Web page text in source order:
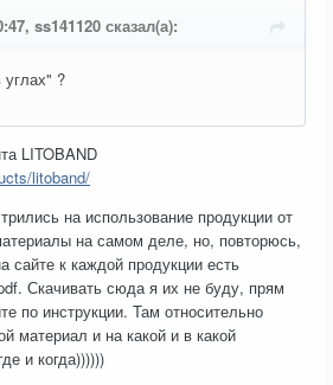
ss141120 сказал(а):
углах" ?
LITOBAND
litoband/
на использование продукции от
на самом деле, но, повторюсь,
сайте к каждой продукции есть
Скачивать сюда я их не буду, прям
по инструкции. Там относительно
материал и на какой и в какой
и когда))))))